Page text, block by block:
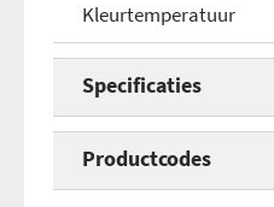
Kleurtemperatuur
Specificaties
Vermogen
Productcodes